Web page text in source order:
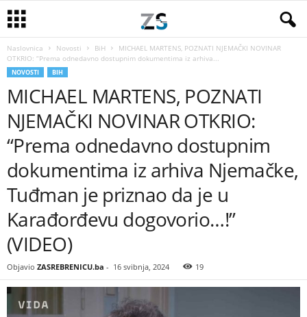
Naslovnica Novosti BiH
MICHAEL MARTENS, POZNATI NJEMAČKI NOVINAR
OTKRIO: “Prema odnedavno dostupnim dokumentima iz arhiva...
NOVOSTI BIH
MICHAEL MARTENS, POZNATI
NJEMAČKI NOVINAR OTKRIO:
“Prema odnedavno dostupnim
dokumentima iz arhiva Njemačke,
Tuđman je priznao da je u
Karađorđevu dogovorio…!”
(VIDEO)
Objavio ZASREBRENICU.ba - 16 svibnja, 2024 19